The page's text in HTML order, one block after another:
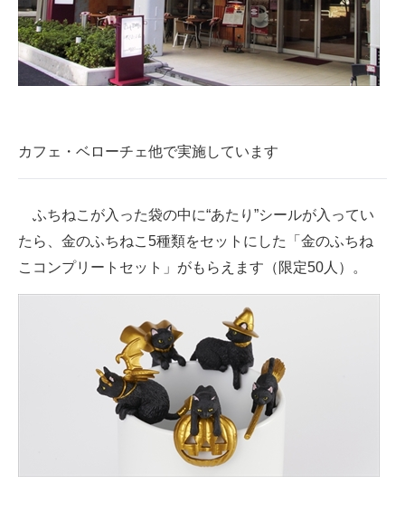
カフェ・ベローチェ他で実施しています
ふちねこが入った袋の中に“あたり”シールが入ってい
たら、金のふちねこ5種類をセットにした「金のふちね
こコンプリートセット」がもらえます（限定50人）。